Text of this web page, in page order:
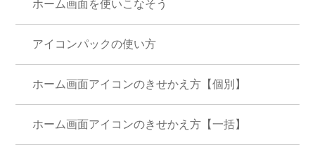
ホーム画面を使いこなそう
アイコンパックの使い方
ホーム画面アイコンのきせかえ方【個別】
ホーム画面アイコンのきせかえ方【一括】